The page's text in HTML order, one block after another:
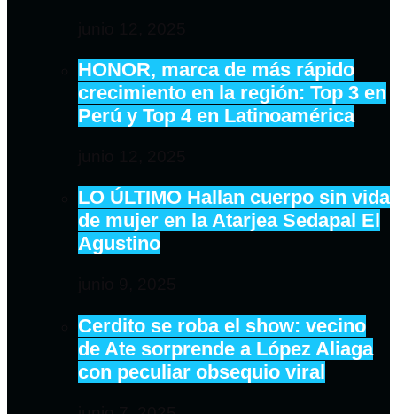
HONOR, marca de más rápido
crecimiento en la región: Top 3 en
Perú y Top 4 en Latinoamérica
LO ÚLTIMO Hallan cuerpo sin vida
de mujer en la Atarjea Sedapal El
Agustino
Cerdito se roba el show: vecino
de Ate sorprende a López Aliaga
con peculiar obsequio viral